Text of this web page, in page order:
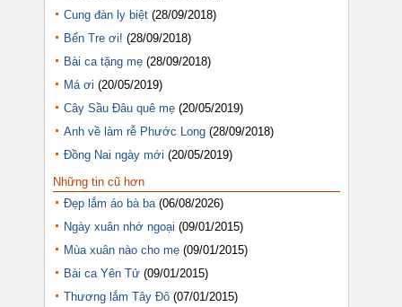
Cung đàn ly biệt (28/09/2018)
Bến Tre ơi! (28/09/2018)
Bài ca tặng mẹ (28/09/2018)
Má ơi (20/05/2019)
Cây Sầu Đâu quê mẹ (20/05/2019)
Anh về làm rễ Phước Long (28/09/2018)
Đồng Nai ngày mới (20/05/2019)
Những tin cũ hơn
Đẹp lắm áo bà ba (06/08/2026)
Ngày xuân nhớ ngoại (09/01/2015)
Mùa xuân nào cho mẹ (09/01/2015)
Bài ca Yên Tử (09/01/2015)
Thương lắm Tây Đô (07/01/2015)